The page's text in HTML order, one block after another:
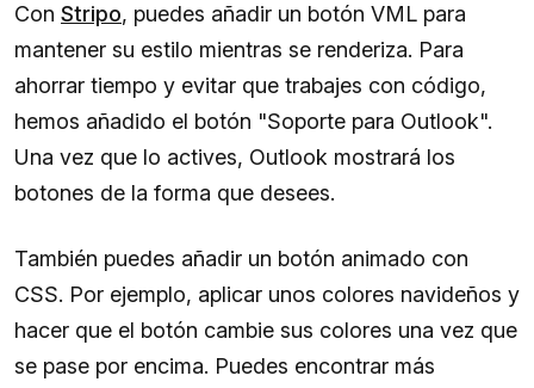
Con Stripo, puedes añadir un botón VML para
mantener su estilo mientras se renderiza. Para
ahorrar tiempo y evitar que trabajes con código,
hemos añadido el botón "Soporte para Outlook".
Una vez que lo actives, Outlook mostrará los
botones de la forma que desees.
También puedes añadir un botón animado con
CSS. Por ejemplo, aplicar unos colores navideños y
hacer que el botón cambie sus colores una vez que
se pase por encima. Puedes encontrar más